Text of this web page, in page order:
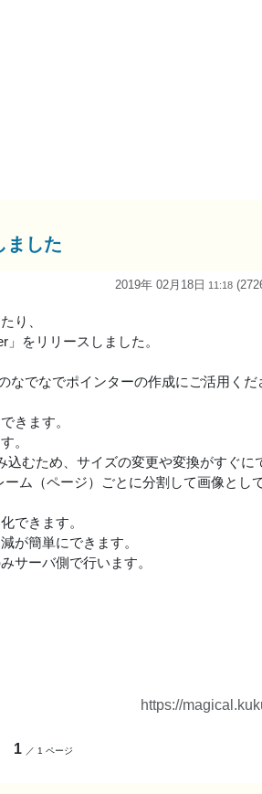
ました
2019年 02月18日 11:18
り、
をリリースしました。
なでなでポインターの作成にご活用く
きます。
。
むため、サイズの変更や変換がすぐに
ム（ページ）ごとに分割して画像とし
できます。
が簡単にできます。
サーバ側で行います。
https://
1 ／ 1 ページ